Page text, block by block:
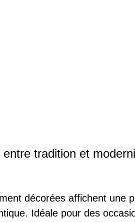
tradition et
décorées affichent une
Idéale pour des